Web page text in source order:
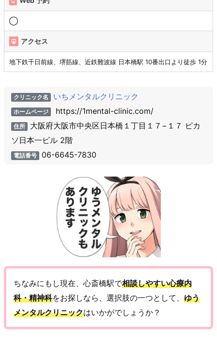
◯
アクセス
地下鉄千日前線、堺筋線、近鉄難波線 日本橋駅 10番出口より徒歩 1分
クリニック名 いちメンタルクリニック
ホームページ https://1mental-clinic.com/
住所 大阪府大阪市中央区日本橋１丁目１７−１７ ピカ
ソ日本一ビル 2階
電話番号 06-6645-7830
ちなみにもし現在、心斎橋駅で相談しやすい心療内
科・精神科をお探しなら、選択肢の一つとして、 ゆう
メンタルクリニックはいかがでしょうか？